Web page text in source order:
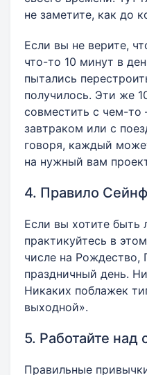
не заметите, как до
Если вы не верите,
что-то 10 минут в
пытались
получилось. Эти же
совместить с чем-
завтраком или с
говоря, каждый
на нужный вам
4. Правило
Если вы хотите
практикуйтесь в
числе на Рождество,
праздничный день.
Никаких поблажек
выходной».
5. Работайте
Правильные